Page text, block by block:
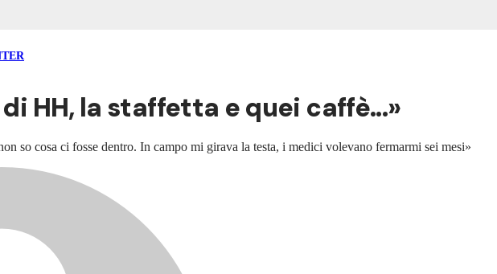
HH, la staffetta e quei caffè...»
so cosa ci fosse dentro. In campo mi girava la testa, i medici volevano fermarmi sei mesi»